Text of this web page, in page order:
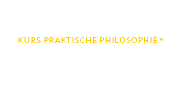
KURS PRAKTISCHE PHILOSOPHIE